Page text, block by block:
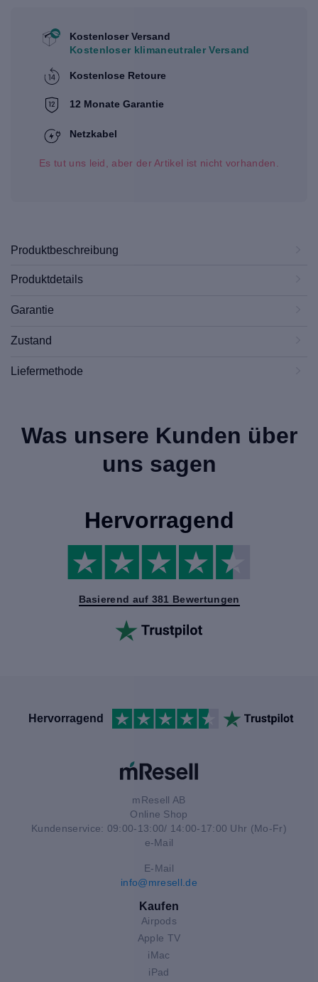
Kostenloser Versand
Kostenloser klimaneutraler Versand
Kostenlose Retoure
12 Monate Garantie
Netzkabel
Es tut uns leid, aber der Artikel ist nicht vorhanden.
Produktbeschreibung
Produktdetails
Garantie
Zustand
Liefermethode
Was unsere Kunden über
uns sagen
Hervorragend
Basierend auf 381 Bewertungen
Hervorragend
mResell AB
Online Shop
Kundenservice: 09:00-13:00/ 14:00-17:00 Uhr (Mo-Fr)
e-Mail
E-Mail
info@mresell.de
Kaufen
Airpods
Apple TV
iMac
iPad